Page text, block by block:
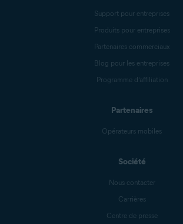
Support pour entreprises
Produits pour entreprises
Partenaires commerciaux
Blog pour les entreprises
Programme d’affiliation
Partenaires
Opérateurs mobiles
Société
Nous contacter
Carrières
Centre de presse